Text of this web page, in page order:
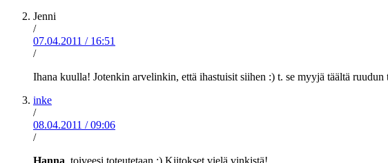
Jenni
/
07.04.2011 / 16:51
/
Ihana kuulla! Jotenkin arvelinkin, että ihastuisit siihen :) t. se myyjä täältä ruudun
inke
/
08.04.2011 / 09:06
/